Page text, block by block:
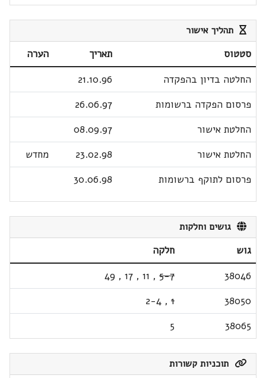
תהליך אישור
סטטוס תאריך
הערה
החלטה בדיון בהפקדה
21.10.96
פרסום הפקדה ברשומות
26.06.97
החלטת אישור
08.09.97
החלטת אישור
23.02.98
מחדש
פרסום לתוקף ברשומות
30.06.98
גושים וחלקות
גוש
חלקה
38046
5-7
,
11
,
17
,
49
38050
1
,
2-4
38065
5
תוכניות קשורות